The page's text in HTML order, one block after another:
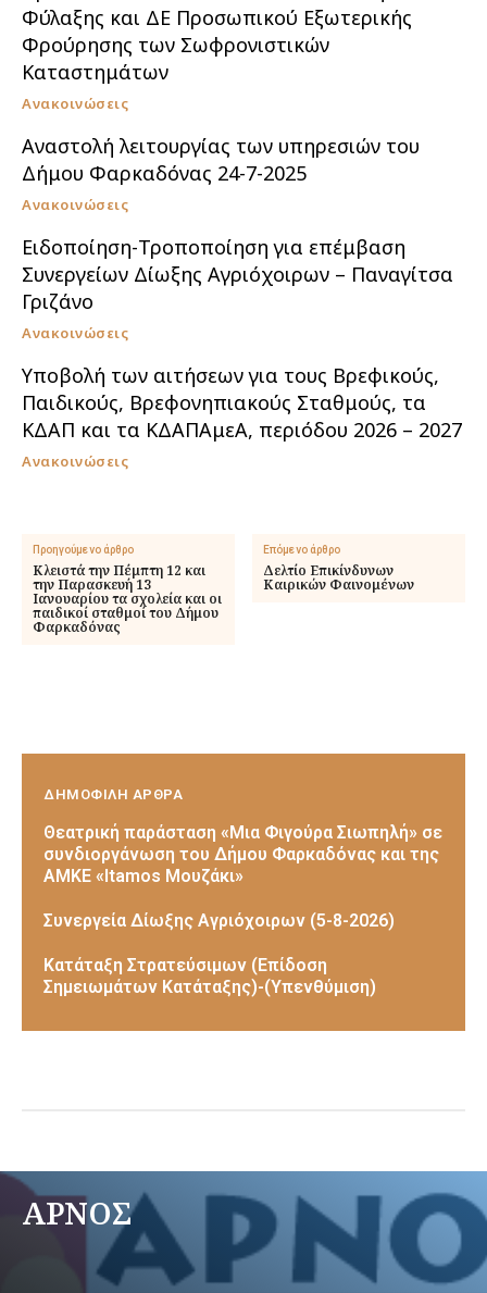
Φύλαξης και ΔΕ Προσωπικού Εξωτερικής
Φρούρησης των Σωφρονιστικών
Καταστημάτων
Ανακοινώσεις
Αναστολή λειτουργίας των υπηρεσιών του
Δήμου Φαρκαδόνας 24-7-2025
Ανακοινώσεις
Ειδοποίηση-Τροποποίηση για επέμβαση
Συνεργείων Δίωξης Αγριόχοιρων – Παναγίτσα
Γριζάνο
Ανακοινώσεις
Υποβολή των αιτήσεων για τους Βρεφικούς,
Παιδικούς, Βρεφονηπιακούς Σταθμούς, τα
ΚΔΑΠ και τα ΚΔΑΠΑμεΑ, περιόδου 2026 – 2027
Ανακοινώσεις
Προηγούμενο άρθρο
Κλειστά την Πέμπτη 12 και
την Παρασκευή 13
Ιανουαρίου τα σχολεία και οι
παιδικοί σταθμοί του Δήμου
Φαρκαδόνας
Επόμενο άρθρο
Δελτίο Επικίνδυνων
Καιρικών Φαινομένων
ΔΗΜΟΦΙΛΗ ΑΡΘΡΑ
Θεατρική παράσταση «Μια Φιγούρα Σιωπηλή» σε
συνδιοργάνωση του Δήμου Φαρκαδόνας και της
ΑΜΚΕ «Itamos Μουζάκι»
Συνεργεία Δίωξης Αγριόχοιρων (5-8-2026)
Κατάταξη Στρατεύσιμων (Επίδοση
Σημειωμάτων Κατάταξης)-(Υπενθύμιση)
ΑΡΝΟΣ